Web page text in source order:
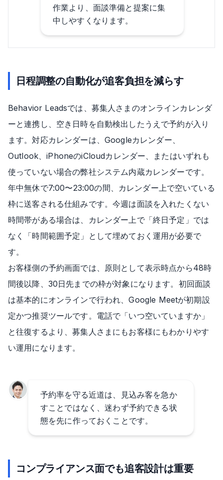
作業より、面談準備と提案に集
中しやすくなります。
日程調整の自動化が追客負担を減らす
Behavior Leadsでは、募集人さまのオンラインカレンダ
ーと連携し、空き日時を自動検出したうえで予約が入り
ます。対応カレンダーは、Googleカレンダー、
Outlook、iPhoneのiCloudカレンダー、またはいずれも
使っていない場合の弊社システム内蔵カレンダーです。
年中無休で7:00〜23:00の間、カレンダー上で空いている
枠に送客される仕組みです。今週は面談を入れたくない
時間帯がある場合は、カレンダー上で「終日予定」では
なく「時間範囲予定」として埋めておく運用が必要で
す。
お客様側の予約画面では、原則として表示時点から48時
間後以降、30日先までの枠が対象になります。初回面談
は基本的にオンラインで行われ、Google Meetが初期設
定かつ推奨ツールです。電話で「いつ空いていますか」
と往復するより、募集人さまにもお客様にもわかりやす
い運用になります。
予約率を守る近道は、見込み客を急か
すことではなく、迷わず予約できる状
態を先に作っておくことです。
コンプライアンス面でも追客設計は重要